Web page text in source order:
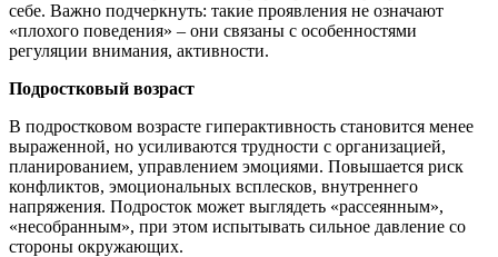
себе. Важно подчеркнуть: такие проявления не означают
«плохого поведения» – они связаны с особенностями
регуляции внимания, активности.
Подростковый возраст
В подростковом возрасте гиперактивность становится менее
выраженной, но усиливаются трудности с организацией,
планированием, управлением эмоциями. Повышается риск
конфликтов, эмоциональных всплесков, внутреннего
напряжения. Подросток может выглядеть «рассеянным»,
«несобранным», при этом испытывать сильное давление со
стороны окружающих.